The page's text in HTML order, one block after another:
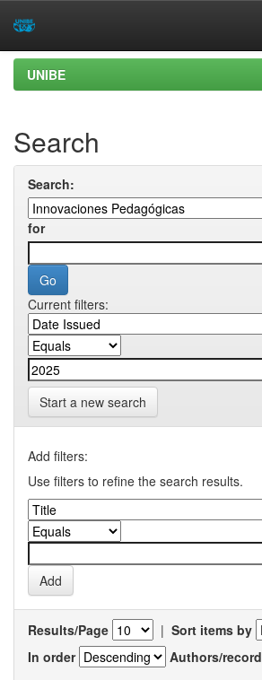
Skip
navigation
UNIBE
Search
Search:
for
Current filters:
Start a new search
Add filters:
Use filters to refine the search results.
Results/Page | Sort items by
In order
Authors/record